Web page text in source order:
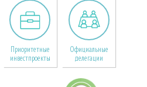
Приоритетные
инвестпроекты
Официальные
делегации